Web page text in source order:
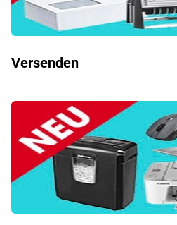
Versenden